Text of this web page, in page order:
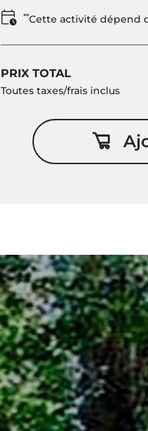
**Cette activité dépend
PRIX TOTAL
Toutes taxes/frais inclus